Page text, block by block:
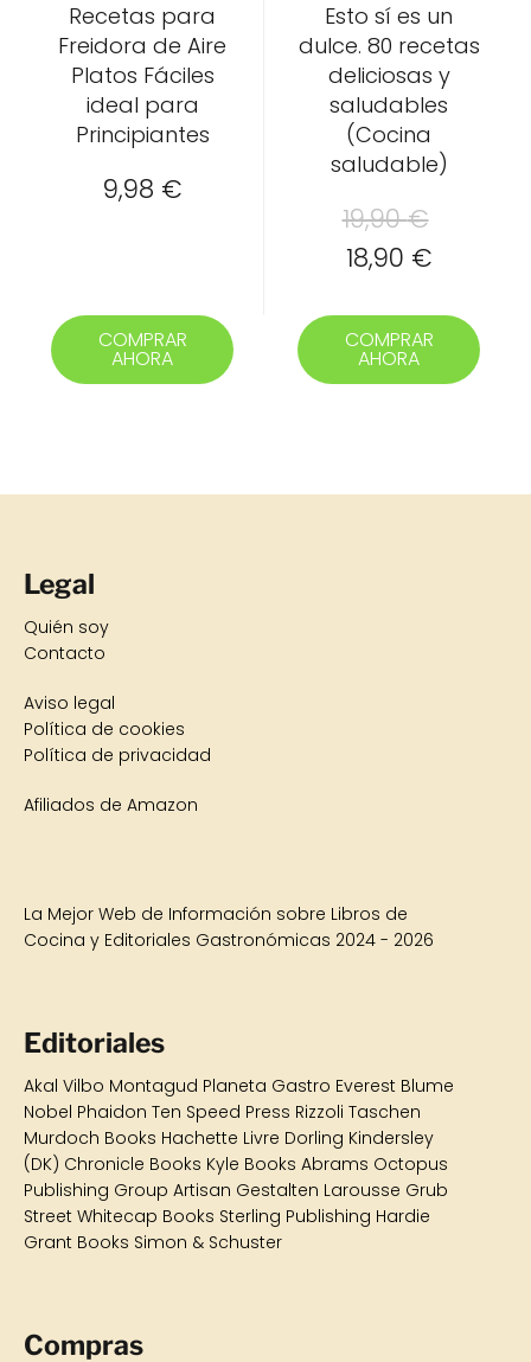
Recetas para
Freidora de Aire
Platos Fáciles
ideal para
Principiantes
9,98 €
COMPRAR
AHORA
Esto sí es un
dulce. 80 recetas
deliciosas y
saludables
(Cocina
saludable)
19,90€
era:
19,90 €.
18,90 €El
actual
es:
COMPRAR
AHORA
Legal
Quién soy
Contacto
Aviso legal
Política de cookies
Política de privacidad
Afiliados de Amazon
La Mejor Web de Información sobre Libros de
Cocina y Editoriales Gastronómicas 2024 - 2026
Editoriales
Akal Vilbo Montagud Planeta Gastro Everest Blume
Nobel Phaidon Ten Speed Press Rizzoli Taschen
Murdoch Books Hachette Livre Dorling Kindersley
(DK) Chronicle Books Kyle Books Abrams Octopus
Publishing Group Artisan Gestalten Larousse Grub
Street Whitecap Books Sterling Publishing Hardie
Grant Books Simon & Schuster
Compras